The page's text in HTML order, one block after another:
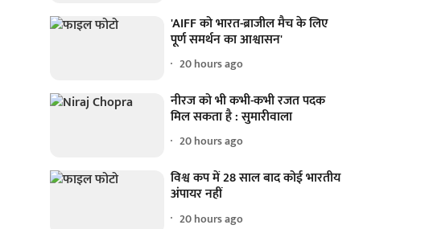
'AIFF को भारत-ब्राजील मैच के लिए
पूर्ण समर्थन का आश्वासन'
20 hours ago
नीरज को भी कभी-कभी रजत पदक
मिल सकता है : सुमारीवाला
20 hours ago
विश्व कप में 28 साल बाद कोई भारतीय
अंपायर नहीं
20 hours ago